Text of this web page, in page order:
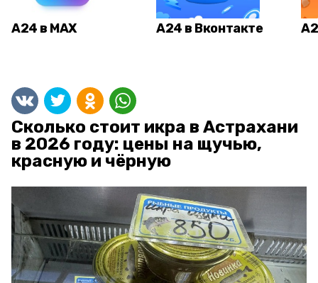
А24 в MAX А24 в Вконтакте
Сколько стоит икра в Астрахани
в 2026 году: цены на щучью,
красную и чёрную